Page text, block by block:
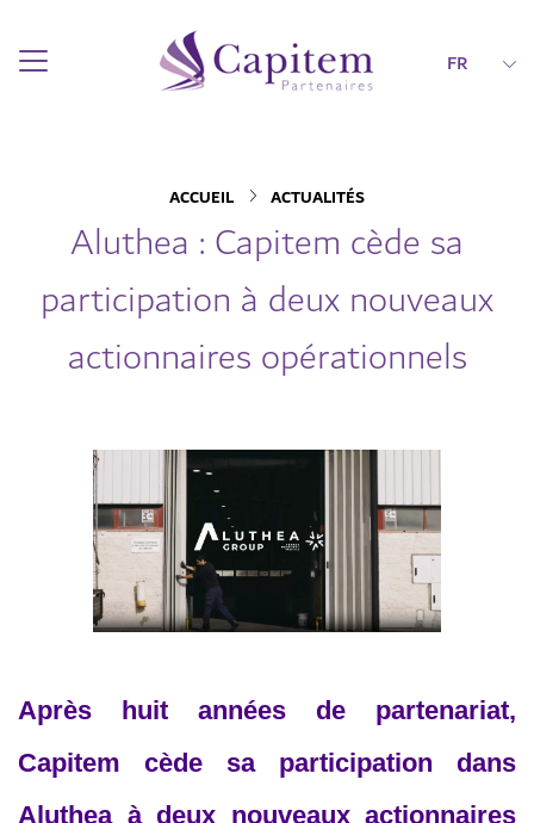
FR
ACCUEIL ACTUALITÉS
Aluthea : Capitem cède sa
participation à deux nouveaux
actionnaires opérationnels
Après huit années de partenariat,
Capitem cède sa participation dans
Aluthea à deux nouveaux actionnaires